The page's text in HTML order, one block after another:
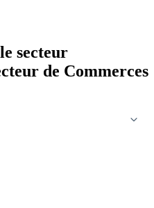
secteur
de Commerces